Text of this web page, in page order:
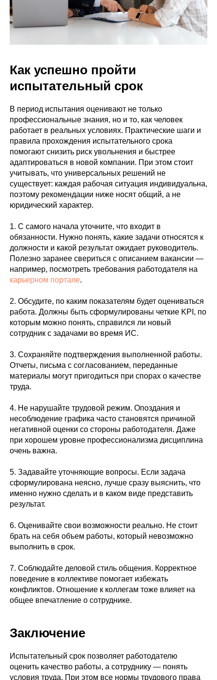
Как успешно пройти
испытательный срок
В период испытания оценивают не только
профессиональные знания, но и то, как человек
работает в реальных условиях. Практические шаги и
правила прохождения испытательного срока
помогают снизить риск увольнения и быстрее
адаптироваться в новой компании. При этом стоит
учитывать, что универсальных решений не
существует: каждая рабочая ситуация индивидуальна,
поэтому рекомендации ниже носят общий, а не
юридический характер.
1. С самого начала уточните, что входит в
обязанности. Нужно понять, какие задачи относятся к
должности и какой результат ожидает руководитель.
Полезно заранее свериться с описанием вакансии —
например, посмотреть требования работодателя на
карьерном портале.
2. Обсудите, по каким показателям будет оцениваться
работа. Должны быть сформулированы четкие KPI, по
которым можно понять, справился ли новый
сотрудник с задачами во время ИС.
3. Сохраняйте подтверждения выполненной работы.
Отчеты, письма с согласованием, переданные
материалы могут пригодиться при спорах о качестве
труда.
4. Не нарушайте трудовой режим. Опоздания и
несоблюдение графика часто становятся причиной
негативной оценки со стороны работодателя. Даже
при хорошем уровне профессионализма дисциплина
очень важна.
5. Задавайте уточняющие вопросы. Если задача
сформулирована неясно, лучше сразу выяснить, что
именно нужно сделать и в каком виде представить
результат.
6. Оценивайте свои возможности реально. Не стоит
брать на себя объем работы, который невозможно
выполнить в срок.
7. Соблюдайте деловой стиль общения. Корректное
поведение в коллективе помогает избежать
конфликтов. Отношение к коллегам тоже влияет на
общее впечатление о сотруднике.
Заключение
Испытательный срок позволяет работодателю
оценить качество работы, а сотруднику — понять
условия труда. При этом все нормы трудового права